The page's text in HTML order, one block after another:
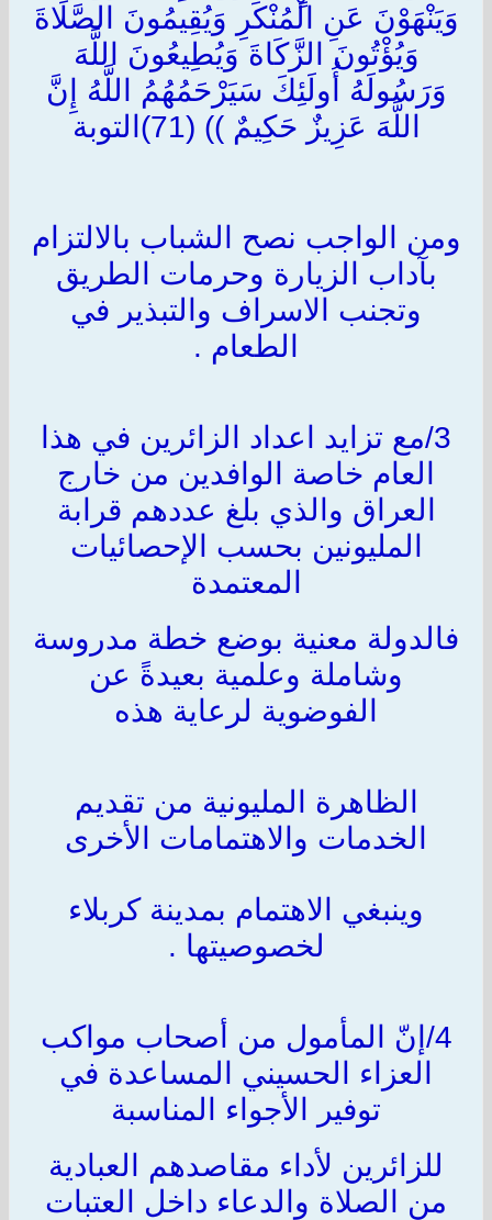
وَيَنْهَوْنَ عَنِ الْمُنْكَرِ وَيُقِيمُونَ الصَّلَاةَ
وَيُؤْتُونَ الزَّكَاةَ وَيُطِيعُونَ اللَّهَ
وَرَسُولَهُ أُولَئِكَ سَيَرْحَمُهُمُ اللَّهُ إِنَّ
اللَّهَ عَزِيزٌ حَكِيمٌ )) (71)التوبة
ومن الواجب نصح الشباب بالالتزام
بآداب الزيارة وحرمات الطريق
وتجنب الاسراف والتبذير في
الطعام .
3/مع تزايد اعداد الزائرين في هذا
العام خاصة الوافدين من خارج
العراق والذي بلغ عددهم قرابة
المليونين بحسب الإحصائيات
المعتمدة
فالدولة معنية بوضع خطة مدروسة
وشاملة وعلمية بعيدةً عن
الفوضوية لرعاية هذه
الظاهرة المليونية من تقديم
الخدمات والاهتمامات الأخرى
وينبغي الاهتمام بمدينة كربلاء
لخصوصيتها .
4/إنّ المأمول من أصحاب مواكب
العزاء الحسيني المساعدة في
توفير الأجواء المناسبة
للزائرين لأداء مقاصدهم العبادية
من الصلاة والدعاء داخل العتبات